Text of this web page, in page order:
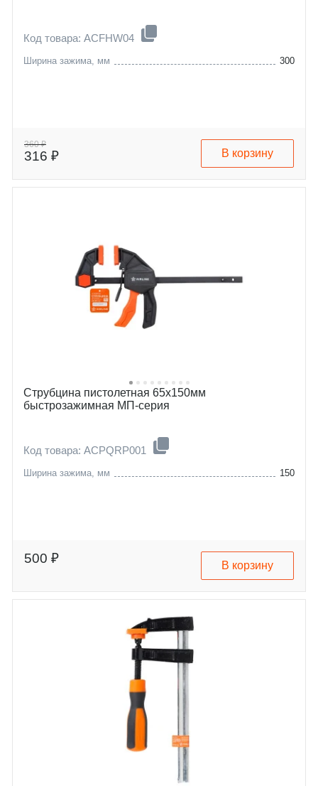
Код товара: ACFHW04
Ширина зажима, мм 300
360 ₽
316 ₽ В корзину
Струбцина пистолетная 65х150мм
быстрозажимная МП-серия
Код товара: ACPQRP001
Ширина зажима, мм 150
500 ₽ В корзину